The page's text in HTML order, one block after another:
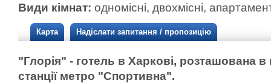
Види кімнат: одномісні, двохмісні,
Карта Надіслати запитання / пропозицію
"Глорія" - готель в Харкові, розташована в
станції метро "Спортивна".